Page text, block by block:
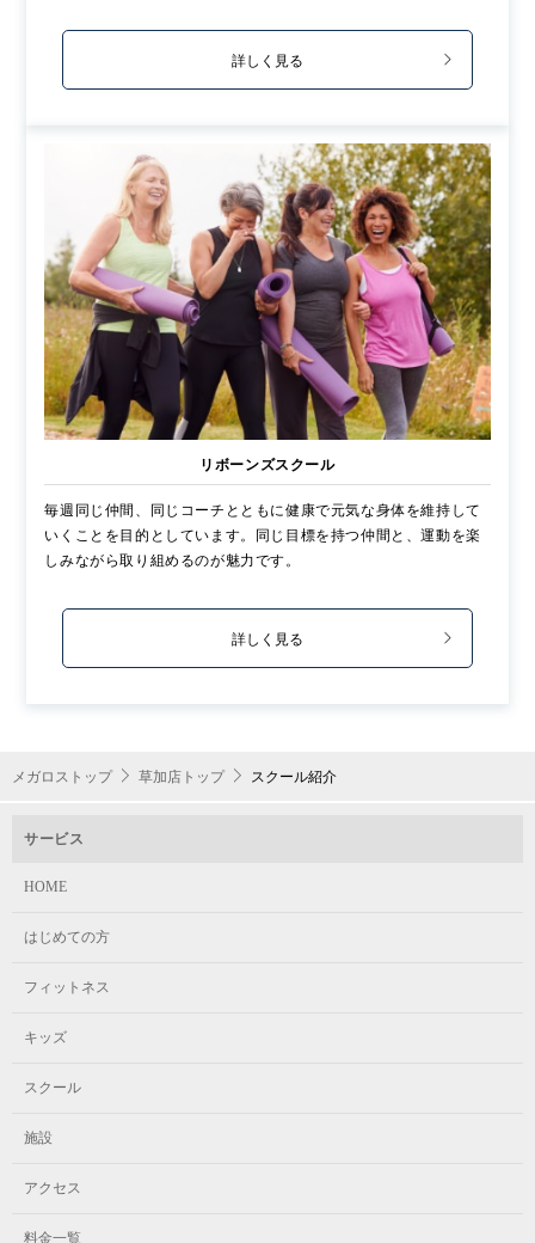
詳しく見る
リボーンズスクール
毎週同じ仲間、同じコーチとともに健康で元気な身体を維持して
いくことを目的としています。同じ目標を持つ仲間と、運動を楽
しみながら取り組めるのが魅力です。
詳しく見る
メガロストップ 草加店トップ スクール紹介
サービス
HOME
はじめての方
フィットネス
キッズ
スクール
施設
アクセス
料金一覧